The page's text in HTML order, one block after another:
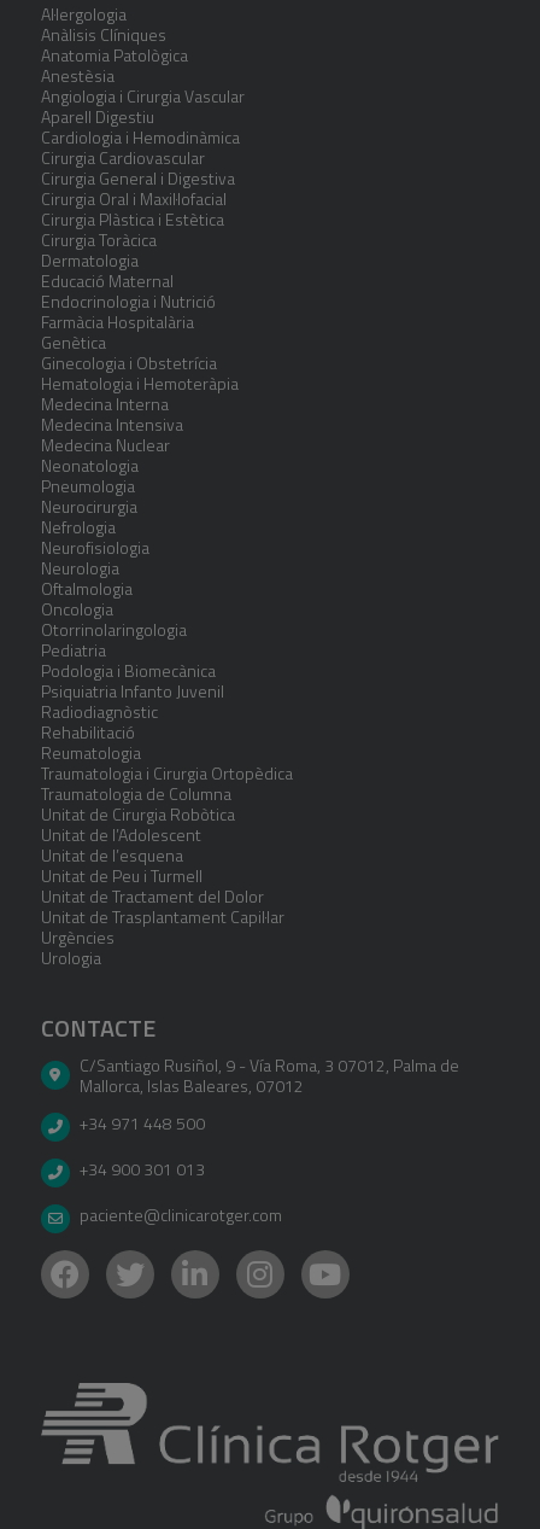
Al·lergologia
Anàlisis Clíniques
Anatomia Patològica
Anestèsia
Angiologia i Cirurgia Vascular
Aparell Digestiu
Cardiologia i Hemodinàmica
Cirurgia Cardiovascular
Cirurgia General i Digestiva
Cirurgia Oral i Maxil·lofacial
Cirurgia Plàstica i Estètica
Cirurgia Toràcica
Dermatologia
Educació Maternal
Endocrinologia i Nutrició
Farmàcia Hospitalària
Genètica
Ginecologia i Obstetrícia
Hematologia i Hemoteràpia
Medecina Interna
Medecina Intensiva
Medecina Nuclear
Neonatologia
Pneumologia
Neurocirurgia
Nefrologia
Neurofisiologia
Neurologia
Oftalmologia
Oncologia
Otorrinolaringologia
Pediatria
Podologia i Biomecànica
Psiquiatria Infanto Juvenil
Radiodiagnòstic
Rehabilitació
Reumatologia
Traumatologia i Cirurgia Ortopèdica
Traumatologia de Columna
Unitat de Cirurgia Robòtica
Unitat de l’Adolescent
Unitat de l’esquena
Unitat de Peu i Turmell
Unitat de Tractament del Dolor
Unitat de Trasplantament Capil·lar
Urgències
Urologia
CONTACTE
C/Santiago Rusiñol, 9 - Vía Roma, 3 07012, Palma de
Mallorca, Islas Baleares, 07012
+34 971 448 500
+34 900 301 013
paciente@clinicarotger.com